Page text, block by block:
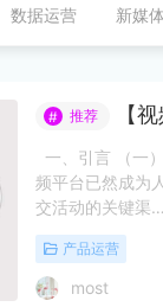
数据运营 新媒体
# 推荐 【视
一、引言 （一
频平台已然成为
交活动的关键渠…
产品运营
most